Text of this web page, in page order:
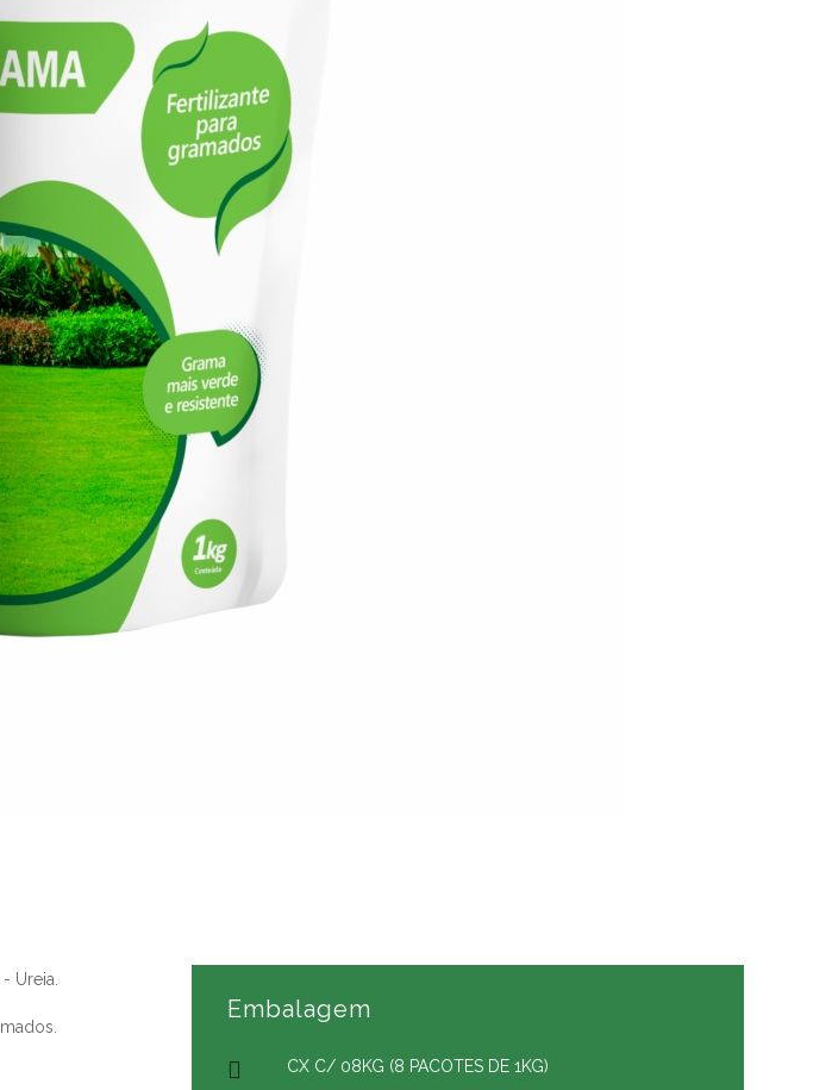
Ureia.
Embalagem
CX C/ 08KG (8 PACOTES DE 1KG)